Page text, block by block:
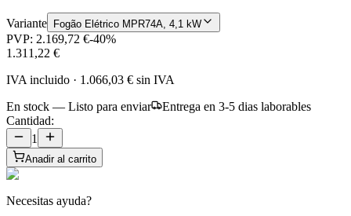
Variante Fogão Elétrico MPR74A, 4,1 kW
PVP: 2.169,72 €-40%
1.311,22 €
IVA incluido · 1.066,03 € sin IVA
En stock — Listo para enviar
Entrega en 3-5 dias laborables
Cantidad:
1
Anadir al carrito
Necesitas ayuda?